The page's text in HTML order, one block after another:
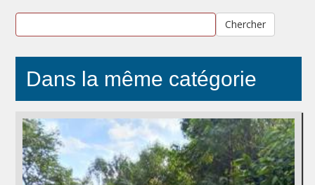
Chercher
Dans la même catégorie